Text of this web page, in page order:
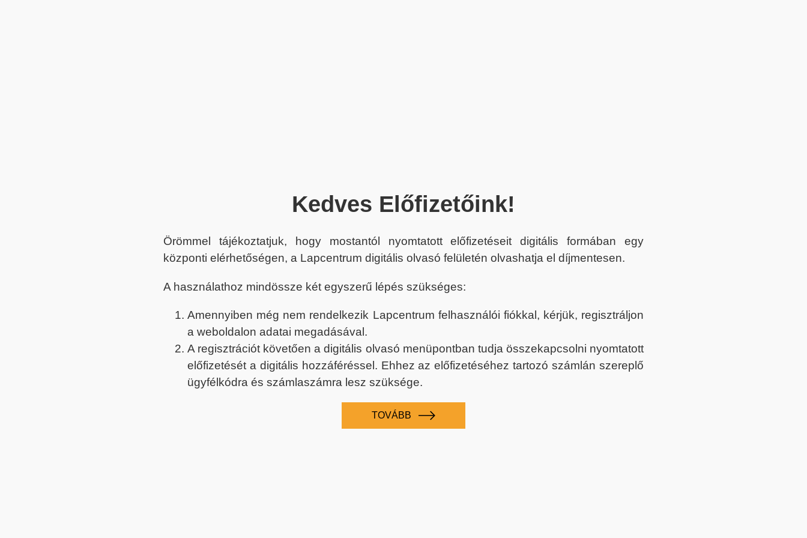
Kedves Előfizetőink!
Örömmel tájékoztatjuk, hogy mostantól nyomtatott előfizetéseit digitális formában egy
központi elérhetőségen, a Lapcentrum digitális olvasó felületén olvashatja el díjmentesen.
A használathoz mindössze két egyszerű lépés szükséges:
Amennyiben még nem rendelkezik Lapcentrum felhasználói fiókkal, kérjük, regisztráljon
a weboldalon adatai megadásával.
A regisztrációt követően a digitális olvasó menüpontban tudja összekapcsolni nyomtatott
előfizetését a digitális hozzáféréssel. Ehhez az előfizetéséhez tartozó számlán szereplő
ügyfélkódra és számlaszámra lesz szüksége.
TOVÁBB